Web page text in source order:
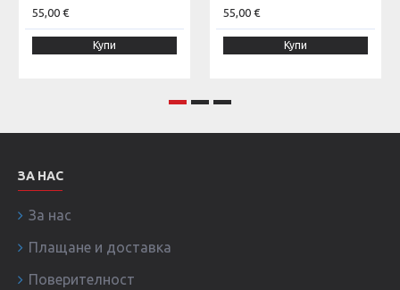
55,00 €
Купи
55,00 €
Купи
ЗА НАС
За нас
Плащане и доставка
Поверителност